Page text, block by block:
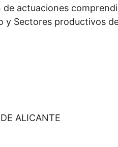
actuaciones
y Sectores productivos
ALICANTE